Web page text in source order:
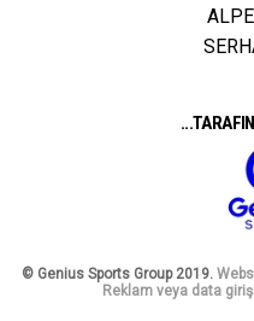
© Genius Sports Group 2019.
Reklam veya data